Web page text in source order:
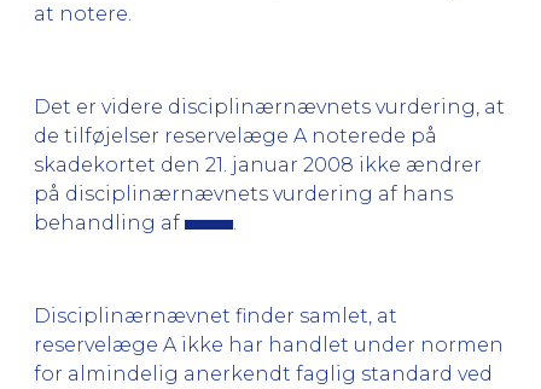
at notere.
Det er videre disciplinærnævnets vurdering, at
de tilføjelser reservelæge A noterede på
skadekortet den 21. januar 2008 ikke ændrer
på disciplinærnævnets vurdering af hans
behandling af
Disciplinærnævnet finder samlet, at
reservelæge A ikke har handlet under normen
for almindelig anerkendt faglig standard ved